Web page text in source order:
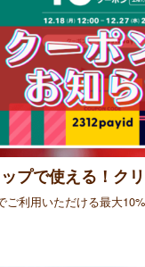
プで使える！ク
利用いただける最大